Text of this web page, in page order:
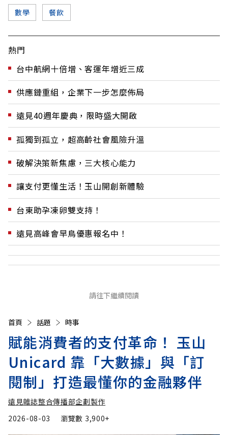
數學 餐飲
熱門
台中航網十倍增、客運年增近三成
供應鏈重組，企業下一步怎麼佈局
遠見40週年慶典，限時盛大開啟
孤獨到孤立，超高齡社會風險升溫
破解決策新焦慮，三大核心能力
讓支付更懂生活！玉山開創新體驗
台東助孕凍卵雙支持！
遠見高峰會早鳥優惠報名中！
請往下繼續閱讀
首頁 話題 時事
賦能消費者的支付革命！ 玉山
Unicard 靠「大數據」與「訂
閱制」打造最懂你的金融夥伴
遠見雜誌整合傳播部企劃製作
2026-08-03
瀏覽數 3,900+